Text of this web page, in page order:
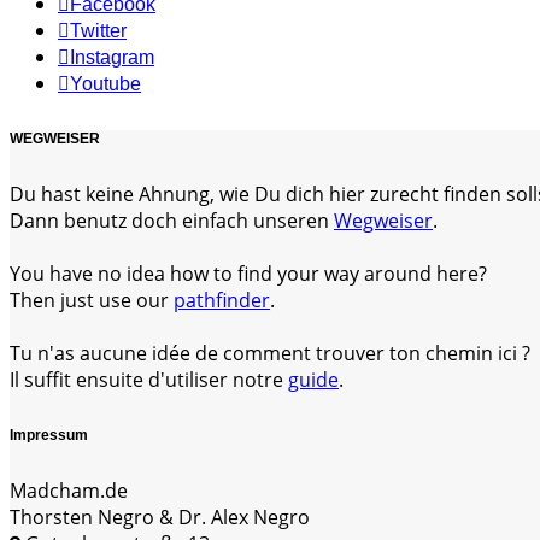
Facebook
Twitter
Instagram
Youtube
WEGWEISER
Du hast keine Ahnung, wie Du dich hier zurecht finden
Dann benutz doch einfach unseren Wegweiser.
You have no idea how to find your way around here?
Then just use our pathfinder.
Tu n'as aucune idée de comment trouver ton chemin ici ?
Il suffit ensuite d'utiliser notre guide.
Impressum
Madcham.de
Thorsten Negro & Dr. Alex Negro